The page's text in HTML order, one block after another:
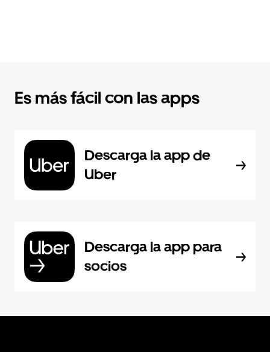
Es más fácil con las apps
Descarga la app de
Uber
Descarga la app para
socios